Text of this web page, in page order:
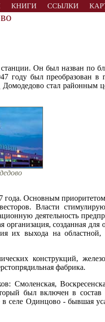
КНИГИ ССЫЛКИ
Он был назван по
году был преобразован в
стал районным
года. Основным
Власти
деятельность
созданная для
их выхода на
конструкций,
фабрика.
Смоленская,
был включен в состав
селе Одинцово - бывшая